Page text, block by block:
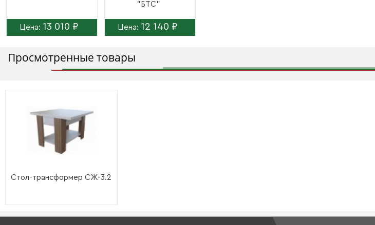
Цена: 13 010 ₽
"БТС"
Цена: 12 140 ₽
Просмотренные товары
Стол-трансформер СЖ-3.2